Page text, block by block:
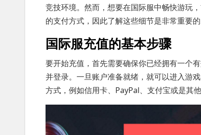
竞技环境。然而，想要在国际服中畅快游玩
的支付方式，因此了解这些细节是非常重要的
国际服充值的基本步骤
要开始充值，首先需要确保你已经拥有一个
并登录。一旦账户准备就绪，就可以进入游
方式，例如信用卡、PayPal、支付宝或是其他